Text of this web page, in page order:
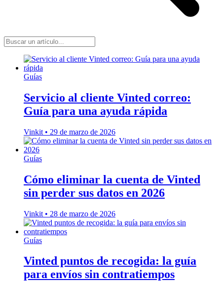
Guías
Servicio al cliente Vinted correo:
Guía para una ayuda rápida
Vinkit • 29 de marzo de 2026
Guías
Cómo eliminar la cuenta de Vinted
sin perder sus datos en 2026
Vinkit • 28 de marzo de 2026
Guías
Vinted puntos de recogida: la guía
para envíos sin contratiempos